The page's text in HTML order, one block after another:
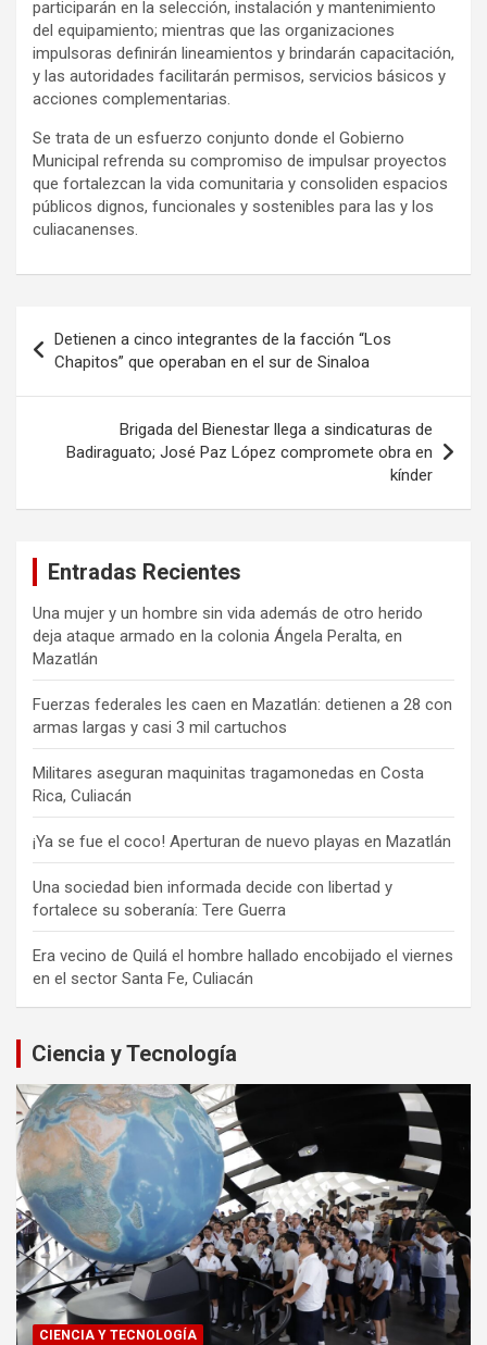
participarán en la selección, instalación y mantenimiento
del equipamiento; mientras que las organizaciones
impulsoras definirán lineamientos y brindarán capacitación,
y las autoridades facilitarán permisos, servicios básicos y
acciones complementarias.
Se trata de un esfuerzo conjunto donde el Gobierno
Municipal refrenda su compromiso de impulsar proyectos
que fortalezcan la vida comunitaria y consoliden espacios
públicos dignos, funcionales y sostenibles para las y los
culiacanenses.
de
entradas
Detienen a cinco integrantes de la facción “Los
Chapitos” que operaban en el sur de Sinaloa
Brigada del Bienestar llega a sindicaturas de
Badiraguato; José Paz López compromete obra en
kínder
Entradas Recientes
Una mujer y un hombre sin vida además de otro herido
deja ataque armado en la colonia Ángela Peralta, en
Mazatlán
Fuerzas federales les caen en Mazatlán: detienen a 28 con
armas largas y casi 3 mil cartuchos
Militares aseguran maquinitas tragamonedas en Costa
Rica, Culiacán
¡Ya se fue el coco! Aperturan de nuevo playas en Mazatlán
Una sociedad bien informada decide con libertad y
fortalece su soberanía: Tere Guerra
Era vecino de Quilá el hombre hallado encobijado el viernes
en el sector Santa Fe, Culiacán
Ciencia y Tecnología
CIENCIA Y TECNOLOGÍA